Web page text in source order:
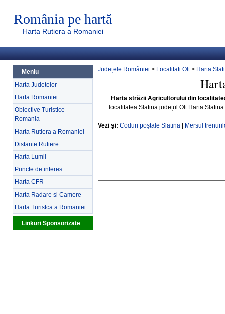
România pe hartă
Harta Rutiera a Romaniei
Meniu
Harta Judetelor
Harta Romaniei
Obiective Turistice
Romania
Harta Rutiera a Romaniei
Distante Rutiere
Harta Lumii
Puncte de interes
Harta CFR
Harta Radare si Camere
Harta Turistca a Romaniei
Linkuri Sponsorizate
Județele României > Localitati Olt> Harta
Harta străzii Agricultorului din
localitatea Slatina județul Olt Harta
Vezi și: Coduri poștale Slatina Mersul